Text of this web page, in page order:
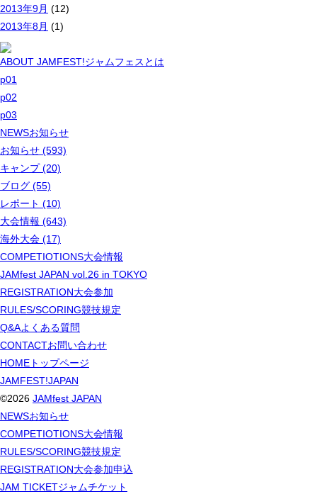
2013年9月 (12)
2013年8月 (1)
ABOUT JAMFEST!ジャムフェスとは
p01
p02
p03
NEWSお知らせ
お知らせ (593)
キャンプ (20)
ブログ (55)
レポート (10)
大会情報 (643)
海外大会 (17)
COMPETIOTIONS大会情報
JAMfest JAPAN vol.26 in TOKYO
REGISTRATION大会参加
RULES/SCORING競技規定
Q&Aよくある質問
CONTACTお問い合わせ
HOME トップページ
JAMFEST!JAPAN
©2026 JAMfest JAPAN
NEWSお知らせ
COMPETIOTIONS大会情報
RULES/SCORING競技規定
REGISTRATION大会参加申込
JAM TICKETジャムチケット